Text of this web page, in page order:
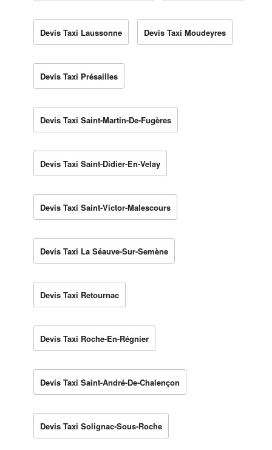
Devis Taxi Laussonne Devis Taxi Moudeyres
Devis Taxi Présailles
Devis Taxi Saint-Martin-De-Fugères
Devis Taxi Saint-Didier-En-Velay
Devis Taxi Saint-Victor-Malescours
Devis Taxi La Séauve-Sur-Semène
Devis Taxi Retournac
Devis Taxi Roche-En-Régnier
Devis Taxi Saint-André-De-Chalençon
Devis Taxi Solignac-Sous-Roche